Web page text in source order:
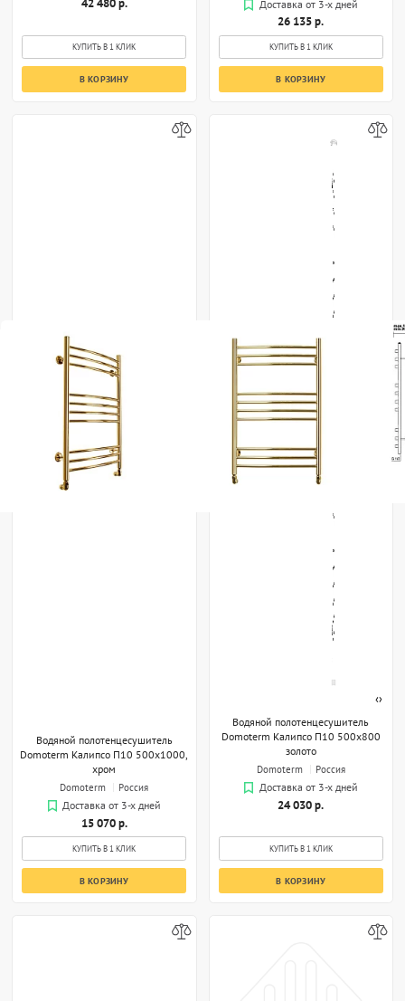
42 480 р.
КУПИТЬ В 1 КЛИК
В КОРЗИНУ
Доставка от 3-х дней
26 135 р.
КУПИТЬ В 1 КЛИК
В КОРЗИНУ
‹›
Водяной полотенцесушитель
Domoterm Калипсо П10 500x1000,
хром
Domoterm
Россия
Доставка от 3-х дней
15 070 р.
КУПИТЬ В 1 КЛИК
В КОРЗИНУ
Водяной полотенцесушитель
Domoterm Калипсо П10 500x800
золото
Domoterm
Россия
Доставка от 3-х дней
24 030 р.
КУПИТЬ В 1 КЛИК
В КОРЗИНУ